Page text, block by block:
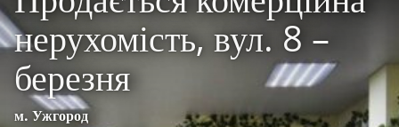
нерухомість, вул. 8 –
березня
м. Ужгород